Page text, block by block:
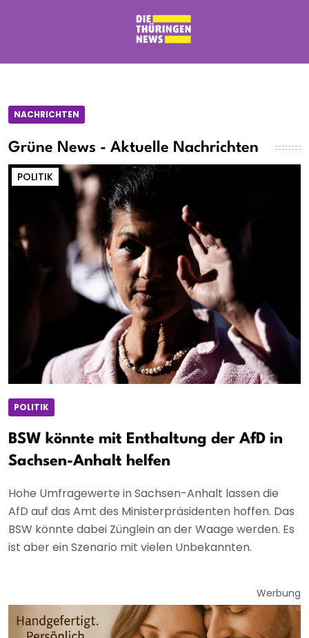
NACHRICHTEN
Grüne News - Aktuelle Nachrichten
POLITIK
POLITIK
BSW könnte mit Enthaltung der AfD in
Sachsen-Anhalt helfen
Hohe Umfragewerte in Sachsen-Anhalt lassen die
AfD auf das Amt des Ministerpräsidenten hoffen. Das
BSW könnte dabei Zünglein an der Waage werden. Es
ist aber ein Szenario mit vielen Unbekannten.
Werbung